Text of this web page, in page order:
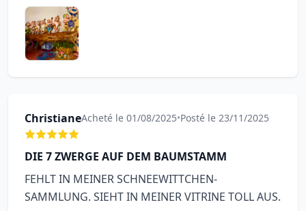
ChristianeAcheté le 01/08/2025•Posté le 23/11/2025
DIE 7 ZWERGE AUF DEM BAUMSTAMM
FEHLT IN MEINER SCHNEEWITTCHEN-
SAMMLUNG. SIEHT IN MEINER VITRINE TOLL AUS.